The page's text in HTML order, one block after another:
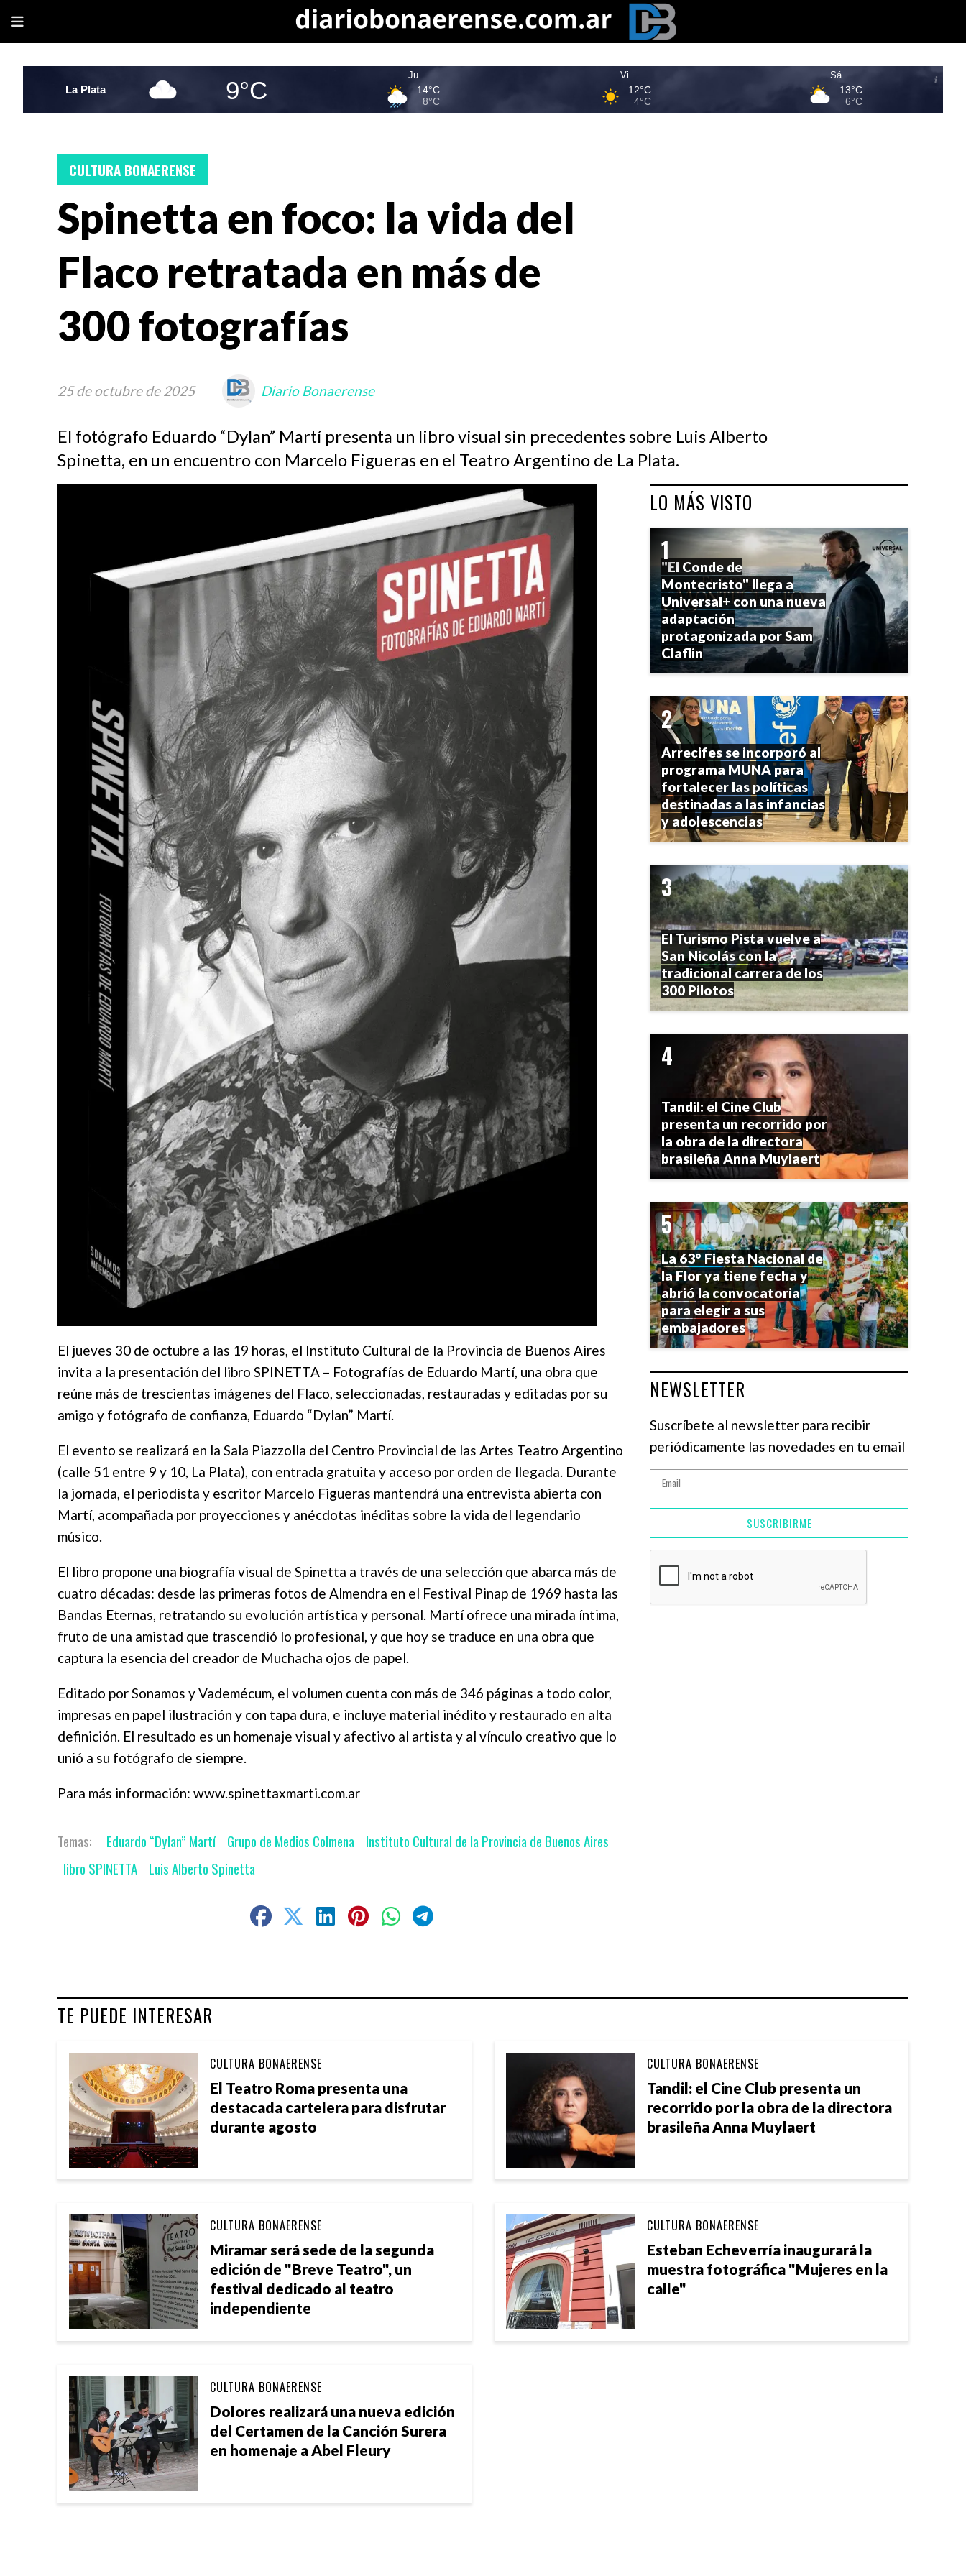
La Plata 9°C
Ju
14°C
8°C
Vi
12°C
4°C
Sá
13°C
6°C
Spinetta en foco: la vida del
Flaco retratada en más de
300 fotografías
El fotógrafo Eduardo “Dylan” Martí presenta un libro visual sin precedentes sobre Luis Alberto
Spinetta, en un encuentro con Marcelo Figueras en el Teatro Argentino de La Plata.
CULTURA BONAERENSE
25 de octubre de 2025 Diario Bonaerense
El jueves 30 de octubre a las 19 horas, el Instituto Cultural de la Provincia de Buenos Aires
invita a la presentación del libro SPINETTA – Fotografías de Eduardo Martí, una obra que
reúne más de trescientas imágenes del Flaco, seleccionadas, restauradas y editadas por su
amigo y fotógrafo de confianza, Eduardo “Dylan” Martí.
El evento se realizará en la Sala Piazzolla del Centro Provincial de las Artes Teatro Argentino
(calle 51 entre 9 y 10, La Plata), con entrada gratuita y acceso por orden de llegada. Durante
la jornada, el periodista y escritor Marcelo Figueras mantendrá una entrevista abierta con
Martí, acompañada por proyecciones y anécdotas inéditas sobre la vida del legendario
músico.
El libro propone una biografía visual de Spinetta a través de una selección que abarca más de
cuatro décadas: desde las primeras fotos de Almendra en el Festival Pinap de 1969 hasta las
Bandas Eternas, retratando su evolución artística y personal. Martí ofrece una mirada íntima,
fruto de una amistad que trascendió lo profesional, y que hoy se traduce en una obra que
captura la esencia del creador de Muchacha ojos de papel.
Editado por Sonamos y Vademécum, el volumen cuenta con más de 346 páginas a todo color,
impresas en papel ilustración y con tapa dura, e incluye material inédito y restaurado en alta
definición. El resultado es un homenaje visual y afectivo al artista y al vínculo creativo que lo
unió a su fotógrafo de siempre.
Para más información: www.spinettaxmarti.com.ar
Eduardo “Dylan” Martí Grupo de Medios Colmena
Instituto Cultural de la Provincia de Buenos Aires
libro SPINETTA
Luis Alberto Spinetta
TE PUEDE INTERESAR
El Teatro Roma presenta una
destacada cartelera para disfrutar
durante agosto
CULTURA BONAERENSE
Tandil: el Cine Club presenta un
recorrido por la obra de la directora
brasileña Anna Muylaert
CULTURA BONAERENSE
Miramar será sede de la segunda
edición de "Breve Teatro", un
festival dedicado al teatro
independiente
CULTURA BONAERENSE
Esteban Echeverría inaugurará la
muestra fotográfica "Mujeres en la
calle"
CULTURA BONAERENSE
Dolores realizará una nueva edición
del Certamen de la Canción Surera
en homenaje a Abel Fleury
CULTURA BONAERENSE
LO MÁS VISTO
"El Conde de
Montecristo" llega a
Universal+ con una nueva
adaptación
protagonizada por Sam
Claflin
Arrecifes se incorporó al
programa MUNA para
fortalecer las políticas
destinadas a las infancias
y adolescencias
El Turismo Pista vuelve a
San Nicolás con la
tradicional carrera de los
300 Pilotos
Tandil: el Cine Club
presenta un recorrido por
la obra de la directora
brasileña Anna Muylaert
La 63° Fiesta Nacional de
la Flor ya tiene fecha y
abrió la convocatoria
para elegir a sus
embajadores
NEWSLETTER
Suscríbete al newsletter para recibir
periódicamente las novedades en tu email
SUSCRIBIRME